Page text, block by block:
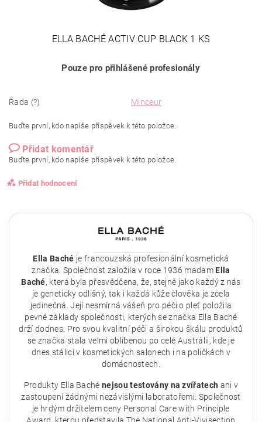
ELLA BACHÉ ACTIV CUP BLACK 1 KS
Pouze pro přihlášené profesionály
Řada (?) Minceur
Buďte první, kdo napíše příspěvek k této položce.
Přidat komentář
Buďte první, kdo napíše příspěvek k této položce.
Přidat hodnocení
Vložením hodnocení souhlasíte sezásadami ochrany
Ella Baché je francouzská profesionální kosmetická
značka. Společnost založila v roce 1936 madam Ella
Baché, která byla přesvědčena, že, stejně jako každý z nás
je geneticky odlišný, tak i každá kůže člověka je zcela
jedinečná. Její nesmírná vášeň pro péči o pleť položila
pevné základy společnosti, kterých se značka Ella Baché
drží dodnes. Pro svou kvalitní péči a širokou škálu produktů
se značka stala velmi oblíbenou po celé Austrálii, kde je
dnes stálicí v kosmetických salonech i na poličkách v
domácnostech.
Produkty Ella Bachénejsou testovány na zvířatech ani v
zastoupení žádnými nezávislými laboratořemi. Společnost
je hrdým držitelem ceny Personal Care with Principle
Award, kterou představila The National Anti-Vivisection